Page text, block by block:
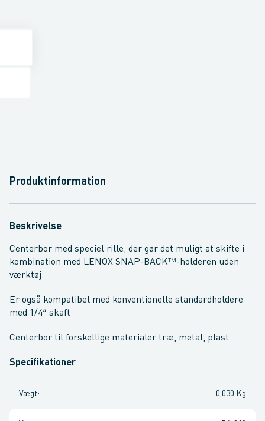
Produktinformation
Beskrivelse
Centerbor med speciel rille, der gør det muligt at skifte i
kombination med LENOX SNAP-BACK™-holderen uden
værktøj
Er også kompatibel med konventionelle standardholdere
med 1/4″ skaft
Centerbor til forskellige materialer træ, metal, plast
Specifikationer
Vægt: 0,030 Kg